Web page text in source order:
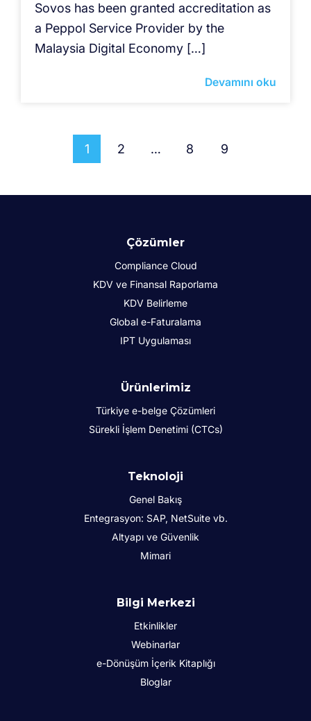
Sovos has been granted accreditation as
a Peppol Service Provider by the
Malaysia Digital Economy […]
Devamını oku
1 2 … 8 9
Çözümler
Compliance Cloud
KDV ve Finansal Raporlama
KDV Belirleme
Global e-Faturalama
IPT Uygulaması
Ürünlerimiz
Türkiye e-belge Çözümleri
Sürekli İşlem Denetimi (CTCs)
Teknoloji
Genel Bakış
Entegrasyon: SAP, NetSuite vb.
Altyapı ve Güvenlik
Mimari
Bilgi Merkezi
Etkinlikler
Webinarlar
e-Dönüşüm İçerik Kitaplığı
Bloglar